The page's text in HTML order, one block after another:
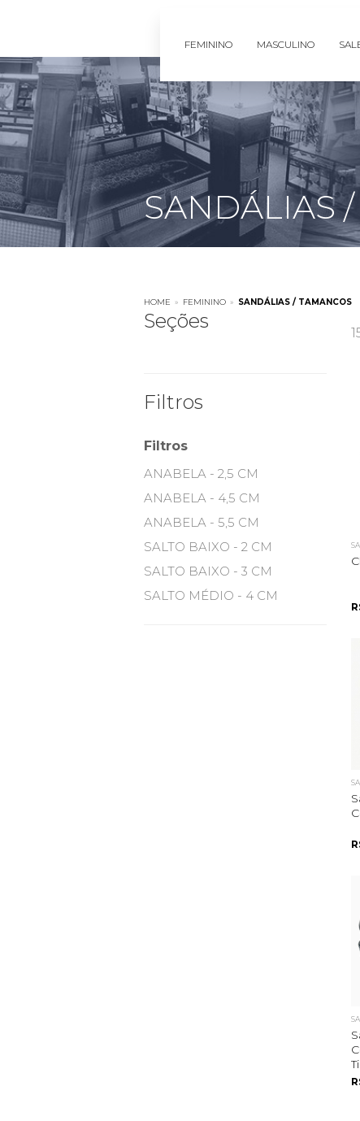
FEMININO MASCULINO
SANDÁLIAS
HOME » FEMININO » SANDÁLIAS / TAMANCOS
Seções
Filtros
Filtros
ANABELA - 2,5 CM
ANABELA - 4,5 CM
ANABELA - 5,5 CM
SALTO BAIXO - 2 CM
SALTO BAIXO - 3 CM
SALTO MÉDIO - 4 CM